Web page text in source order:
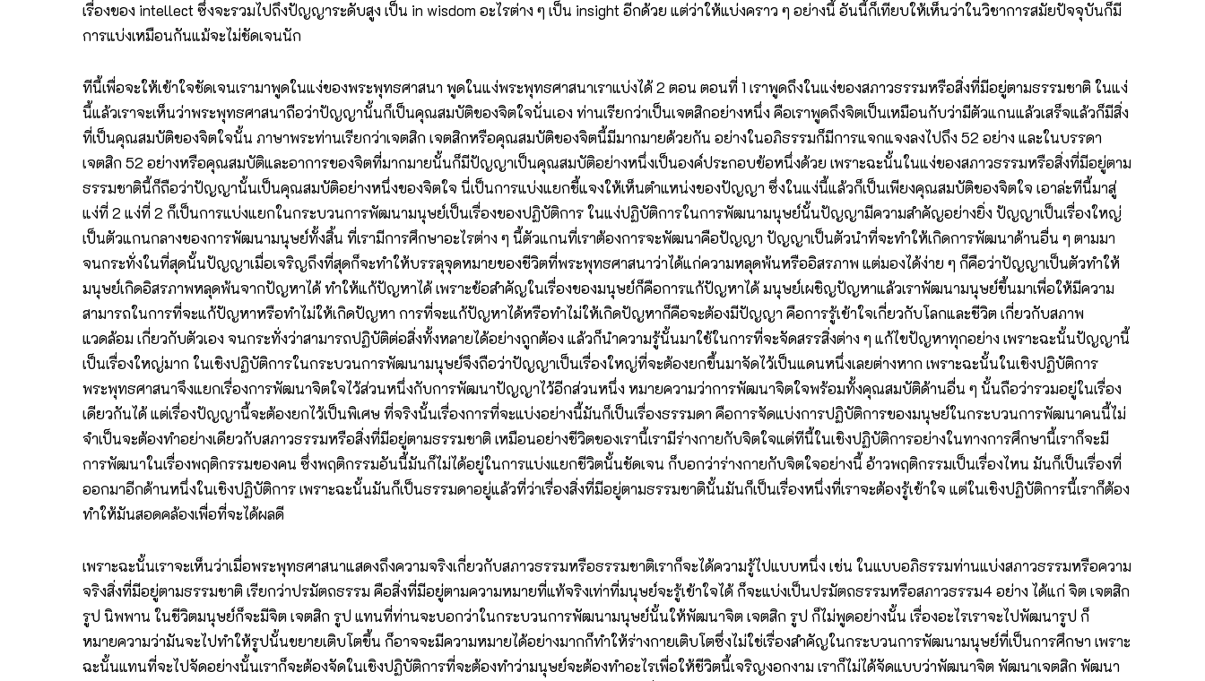
เรื่องของ intellect ซึ่งจะรวมไปถึงปัญญาระดับสูง เป็น in wisdom อะไรต่าง ๆ เป็น insight อีกด้วย แต่ว่าให้แบ่งคราว ๆ อย่างนี้ อันนี้ก็เทียบให้เห็นว่าในวิชาการสมัยปัจจุบันก็มี
การแบ่งเหมือนกันแม้จะไม่ชัดเจนนัก
ทีนี้เพื่อจะให้เข้าใจชัดเจนเรามาพูดในแง่ของพระพุทธศาสนา พูดในแง่พระพุทธศาสนาเราแบ่งได้ 2 ตอน ตอนที่ 1 เราพูดถึงในแง่ของสภาวธรรมหรือสิ่งที่มีอยู่ตามธรรมชาติ ในแง่
นี้แล้วเราจะเห็นว่าพระพุทธศาสนาถือว่าปัญญานั้นก็เป็นคุณสมบัติของจิตใจนั่นเอง ท่านเรียกว่าเป็นเจตสิกอย่างหนึ่ง คือเราพูดถึงจิตเป็นเหมือนกับว่ามีตัวแกนแล้วเสร็จแล้วก็มีสิ่ง
ที่เป็นคุณสมบัติของจิตใจนั้น ภาษาพระท่านเรียกว่าเจตสิก เจตสิกหรือคุณสมบัติของจิตนี้มีมากมายด้วยกัน อย่างในอภิธรรมก็มีการแจกแจงลงไปถึง 52 อย่าง และในบรรดา
เจตสิก 52 อย่างหรือคุณสมบัติและอาการของจิตที่มากมายนั้นก็มีปัญญาเป็นคุณสมบัติอย่างหนึ่งเป็นองค์ประกอบข้อหนึ่งด้วย เพราะฉะนั้นในแง่ของสภาวธรรมหรือสิ่งที่มีอยู่ตาม
ธรรมชาตินี้ก็ถือว่าปัญญานั้นเป็นคุณสมบัติอย่างหนึ่งของจิตใจ นี่เป็นการแบ่งแยกชี้แจงให้เห็นตำแหน่งของปัญญา ซึ่งในแง่นี้แล้วก็เป็นเพียงคุณสมบัติของจิตใจ เอาล่ะทีนี้มาสู่
แง่ที่ 2 แง่ที่ 2 ก็เป็นการแบ่งแยกในกระบวนการพัฒนามนุษย์เป็นเรื่องของปฏิบัติการ ในแง่ปฏิบัติการในการพัฒนามนุษย์นั้นปัญญามีความสำคัญอย่างยิ่ง ปัญญาเป็นเรื่องใหญ่
เป็นตัวแกนกลางของการพัฒนามนุษย์ทั้งสิ้น ที่เรามีการศึกษาอะไรต่าง ๆ นี้ตัวแกนที่เราต้องการจะพัฒนาคือปัญญา ปัญญาเป็นตัวนำที่จะทำให้เกิดการพัฒนาด้านอื่น ๆ ตามมา
จนกระทั่งในที่สุดนั้นปัญญาเมื่อเจริญถึงที่สุดก็จะทำให้บรรลุจุดหมายของชีวิตที่พระพุทธศาสนาว่าได้แก่ความหลุดพ้นหรืออิสรภาพ แต่มองได้ง่าย ๆ ก็คือว่าปัญญาเป็นตัวทำให้
มนุษย์เกิดอิสรภาพหลุดพ้นจากปัญหาได้ ทำให้แก้ปัญหาได้ เพราะข้อสำคัญในเรื่องของมนุษย์ก็คือการแก้ปัญหาได้ มนุษย์เผชิญปัญหาแล้วเราพัฒนามนุษย์ขึ้นมาเพื่อให้มีความ
สามารถในการที่จะแก้ปัญหาหรือทำไม่ให้เกิดปัญหา การที่จะแก้ปัญหาได้หรือทำไม่ให้เกิดปัญหาก็คือจะต้องมีปัญญา คือการรู้เข้าใจเกี่ยวกับโลกและชีวิต เกี่ยวกับสภาพ
แวดล้อม เกี่ยวกับตัวเอง จนกระทั่งว่าสามารถปฏิบัติต่อสิ่งทั้งหลายได้อย่างถูกต้อง แล้วก็นำความรู้นั้นมาใช้ในการที่จะจัดสรรสิ่งต่าง ๆ แก้ไขปัญหาทุกอย่าง เพราะฉะนั้นปัญญานี้
เป็นเรื่องใหญ่มาก ในเชิงปฏิบัติการในกระบวนการพัฒนามนุษย์จึงถือว่าปัญญาเป็นเรื่องใหญ่ที่จะต้องยกขึ้นมาจัดไว้เป็นแดนหนึ่งเลยต่างหาก เพราะฉะนั้นในเชิงปฏิบัติการ
พระพุทธศาสนาจึงแยกเรื่องการพัฒนาจิตใจไว้ส่วนหนึ่งกับการพัฒนาปัญญาไว้อีกส่วนหนึ่ง หมายความว่าการพัฒนาจิตใจพร้อมทั้งคุณสมบัติด้านอื่น ๆ นั้นถือว่ารวมอยู่ในเรื่อง
เดียวกันได้ แต่เรื่องปัญญานี้จะต้องยกไว้เป็นพิเศษ ที่จริงนั้นเรื่องการที่จะแบ่งอย่างนี้มันก็เป็นเรื่องธรรมดา คือการจัดแบ่งการปฏิบัติการของมนุษย์ในกระบวนการพัฒนาคนนี้ไม่
จำเป็นจะต้องทำอย่างเดียวกับสภาวธรรมหรือสิ่งที่มีอยู่ตามธรรมชาติ เหมือนอย่างชีวิตของเรานี้เรามีร่างกายกับจิตใจแต่ทีนี้ในเชิงปฏิบัติการอย่างในทางการศึกษานี้เราก็จะมี
การพัฒนาในเรื่องพฤติกรรมของคน ซึ่งพฤติกรรมอันนี้มันก็ไม่ได้อยู่ในการแบ่งแยกชีวิตนั้นชัดเจน ก็บอกว่าร่างกายกับจิตใจอย่างนี้ อ้าวพฤติกรรมเป็นเรื่องไหน มันก็เป็นเรื่องที่
ออกมาอีกด้านหนึ่งในเชิงปฏิบัติการ เพราะฉะนั้นมันก็เป็นธรรมดาอยู่แล้วที่ว่าเรื่องสิ่งที่มีอยู่ตามธรรมชาตินั้นมันก็เป็นเรื่องหนึ่งที่เราจะต้องรู้เข้าใจ แต่ในเชิงปฏิบัติการนี้เราก็ต้อง
ทำให้มันสอดคล้องเพื่อที่จะได้ผลดี
เพราะฉะนั้นเราจะเห็นว่าเมื่อพระพุทธศาสนาแสดงถึงความจริงเกี่ยวกับสภาวธรรมหรือธรรมชาติเราก็จะได้ความรู้ไปแบบหนึ่ง เช่น ในแบบอภิธรรมท่านแบ่งสภาวธรรมหรือความ
จริงสิ่งที่มีอยู่ตามธรรมชาติ เรียกว่าปรมัตถธรรม คือสิ่งที่มีอยู่ตามความหมายที่แท้จริงเท่าที่มนุษย์จะรู้เข้าใจได้ ก็จะแบ่งเป็นปรมัตถธรรมหรือสภาวธรรม4 อย่าง ได้แก่ จิต เจตสิก
รูป นิพพาน ในชีวิตมนุษย์ก็จะมีจิต เจตสิก รูป แทนที่ท่านจะบอกว่าในกระบวนการพัฒนามนุษย์นั้นให้พัฒนาจิต เจตสิก รูป ก็ไม่พูดอย่างนั้น เรื่องอะไรเราจะไปพัฒนารูป ก็
หมายความว่ามันจะไปทำให้รูปนั้นขยายเติบโตขึ้น ก็อาจจะมีความหมายได้อย่างมากก็ทำให้ร่างกายเติบโตซึ่งไม่ใช่เรื่องสำคัญในกระบวนการพัฒนามนุษย์ที่เป็นการศึกษา เพราะ
ฉะนั้นแทนที่จะไปจัดอย่างนั้นเราก็จะต้องจัดในเชิงปฏิบัติการที่จะต้องทำว่ามนุษย์จะต้องทำอะไรเพื่อให้ชีวิตนี้เจริญงอกงาม เราก็ไม่ได้จัดแบบว่าพัฒนาจิต พัฒนาเจตสิก พัฒนา